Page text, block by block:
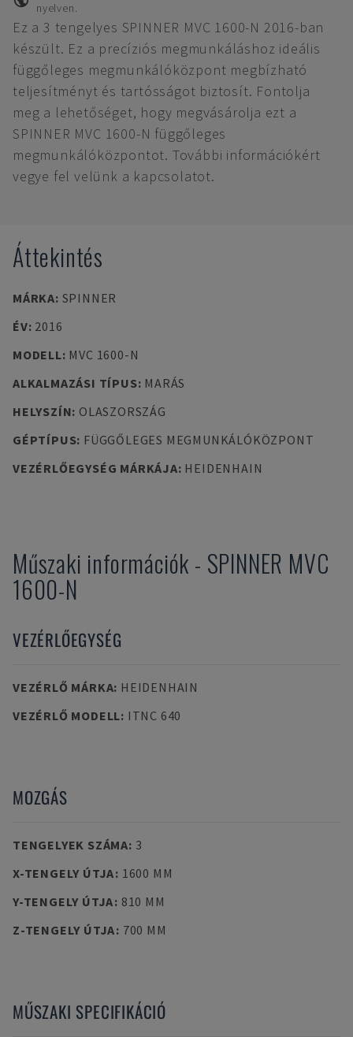
nyelven.
Ez a 3 tengelyes SPINNER MVC 1600-N 2016-ban
készült. Ez a precíziós megmunkáláshoz ideális
függőleges megmunkálóközpont megbízható
teljesítményt és tartósságot biztosít. Fontolja
meg a lehetőséget, hogy megvásárolja ezt a
SPINNER MVC 1600-N függőleges
megmunkálóközpontot. További információkért
vegye fel velünk a kapcsolatot.
Áttekintés
MÁRKA: SPINNER
ÉV: 2016
MODELL: MVC 1600-N
ALKALMAZÁSI TÍPUS: MARÁS
HELYSZÍN: OLASZORSZÁG
GÉPTÍPUS: FÜGGŐLEGES MEGMUNKÁLÓKÖZPONT
VEZÉRLŐEGYSÉG MÁRKÁJA: HEIDENHAIN
Műszaki információk - SPINNER MVC
1600-N
VEZÉRLŐEGYSÉG
VEZÉRLŐ MÁRKA: HEIDENHAIN
VEZÉRLŐ MODELL: ITNC 640
MOZGÁS
TENGELYEK SZÁMA: 3
X-TENGELY ÚTJA: 1600 MM
Y-TENGELY ÚTJA: 810 MM
Z-TENGELY ÚTJA: 700 MM
MŰSZAKI SPECIFIKÁCIÓ